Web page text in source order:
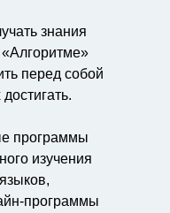
знания
перед собой
программы
изучения
программы